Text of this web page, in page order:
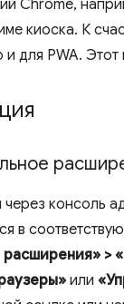
Chrome,
киоска. К
и для PWA.
консоль
в
>
или